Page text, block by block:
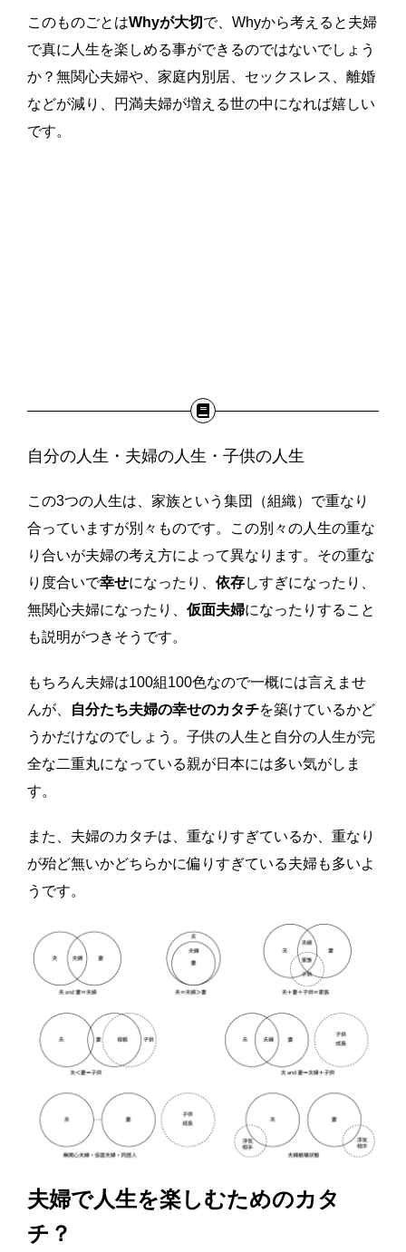
このものごとはWhyが大切で、Whyから考えると夫婦
で真に人生を楽しめる事ができるのではないでしょう
か？無関心夫婦や、家庭内別居、セックスレス、離婚
などが減り、円満夫婦が増える世の中になれば嬉しい
です。
自分の人生・夫婦の人生・子供の人生
この3つの人生は、家族という集団（組織）で重なり
合っていますが別々ものです。この別々の人生の重な
り合いが夫婦の考え方によって異なります。その重な
り度合いで幸せになったり、 依存しすぎになったり、
無関心夫婦になったり、 仮面夫婦になったりすること
も説明がつきそうです。
もちろん夫婦は100組100色なので一概には言えませ
んが、
自分たち夫婦の幸せのカタチを築けているかど
うかだけなのでしょう。子供の人生と自分の人生が完
全な二重丸になっている親が日本には多い気がしま
す。
また、夫婦のカタチは、重なりすぎているか、重なり
が殆ど無いかどちらかに偏りすぎている夫婦も多いよ
うです。
夫婦で人生を楽しむためのカタ
チ？